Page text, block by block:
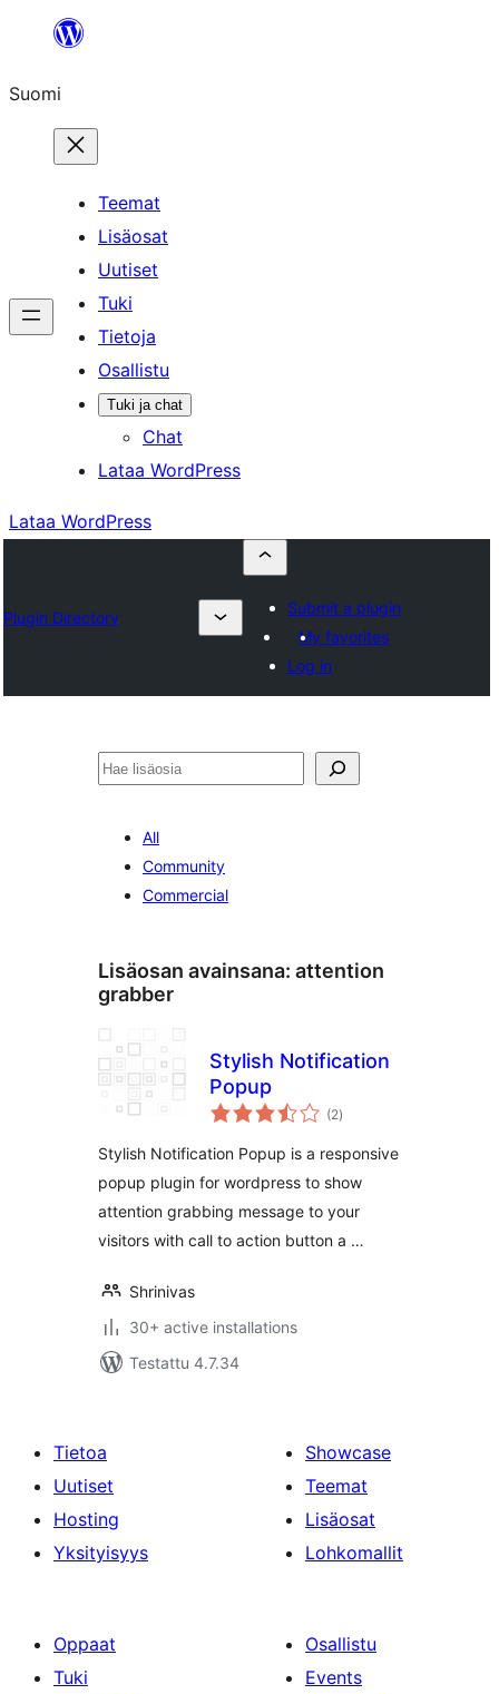
Suomi
Teemat
Lisäosat
Uutiset
Tuki
Tietoja
Osallistu
Tuki ja chat
Chat
Lataa WordPress
Lataa WordPress
Plugin Directory
Submit a plugin
My favorites
Log in
Etsi
All
Community
Commercial
Lisäosan avainsana: attention
grabber
Stylish Notification
Popup
(2arvosanat
yhteensä
)
Stylish Notification Popup is a responsive
popup plugin for wordpress to show
attention grabbing message to your
visitors with call to action button a …
Shrinivas
30+ active installations
Testattu 4.7.34
Tietoa
Uutiset
Hosting
Yksityisyys
Showcase
Teemat
Lisäosat
Lohkomallit
Oppaat
Tuki
Osallistu
Events